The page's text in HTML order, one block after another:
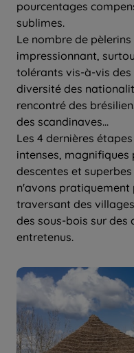
pourcentages
sublimes.
Le nombre de
impressionnant,
tolérants vis-à-vis
diversité des
rencontré des
des scandinaves...
Les 4 dernières
intenses, magnifiques
descentes et superbes
n'avons pratiquement
traversant des
des sous-bois sur des
entretenus.